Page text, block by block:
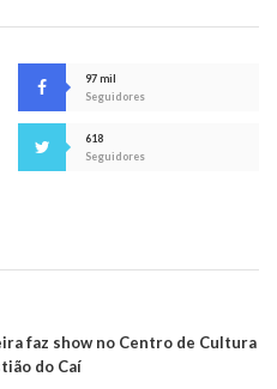
97 mil
Seguidores
618
Seguidores
faz show no Centro de Cultura
do Caí